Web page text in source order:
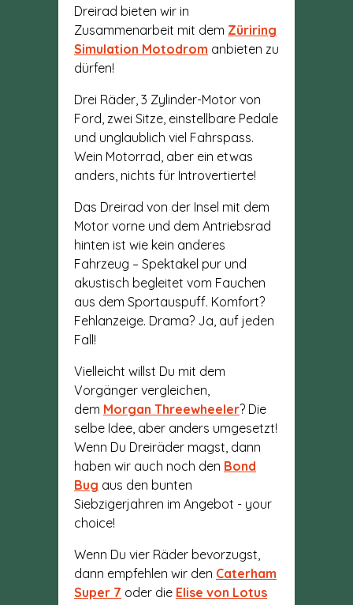
Dreirad bieten wir in
Zusammenarbeit mit dem Züriring
Simulation Motodrom anbieten zu
dürfen!
Drei Räder, 3 Zylinder-Motor von
Ford, zwei Sitze, einstellbare Pedale
und unglaublich viel Fahrspass.
Wein Motorrad, aber ein etwas
anders, nichts für Introvertierte!
Das Dreirad von der Insel mit dem
Motor vorne und dem Antriebsrad
hinten ist wie kein anderes
Fahrzeug – Spektakel pur und
akustisch begleitet vom Fauchen
aus dem Sportauspuff. Komfort?
Fehlanzeige. Drama? Ja, auf jeden
Fall!
Vielleicht willst Du mit dem
Vorgänger vergleichen,
dem Morgan Threewheeler? Die
selbe Idee, aber anders umgesetzt!
Wenn Du Dreiräder magst, dann
haben wir auch noch den Bond
Bug aus den bunten
Siebzigerjahren im Angebot - your
choice!
Wenn Du vier Räder bevorzugst,
dann empfehlen wir den Caterham
Super 7 oder die Elise von Lotus